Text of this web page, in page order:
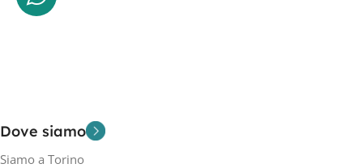
Dove siamo
Siamo a Torino